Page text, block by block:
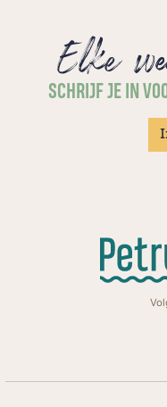
Elke
SCHRIJF JE IN